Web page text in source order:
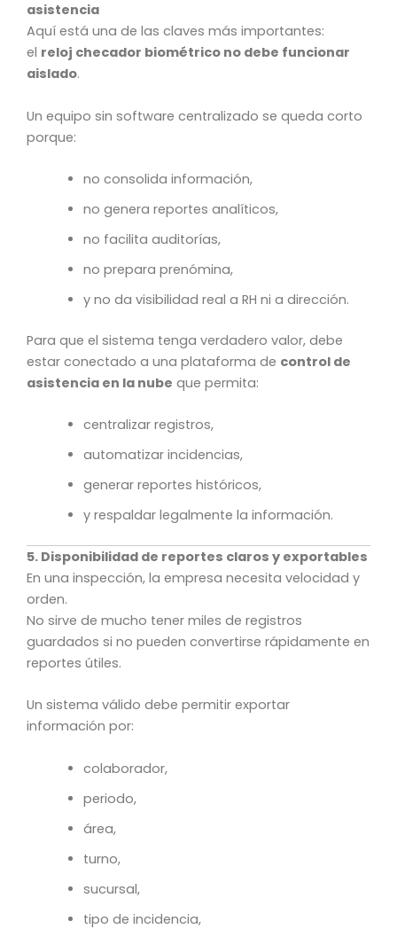
asistencia
Aquí está una de las claves más importantes:
el reloj checador biométrico no debe funcionar
aislado.
Un equipo sin software centralizado se queda corto
porque:
no consolida información,
no genera reportes analíticos,
no facilita auditorías,
no prepara prenómina,
y no da visibilidad real a RH ni a dirección.
Para que el sistema tenga verdadero valor, debe
estar conectado a una plataforma de control de
asistencia en la nube que permita:
centralizar registros,
automatizar incidencias,
generar reportes históricos,
y respaldar legalmente la información.
5. Disponibilidad de reportes claros y exportables
En una inspección, la empresa necesita velocidad y
orden.
No sirve de mucho tener miles de registros
guardados si no pueden convertirse rápidamente en
reportes útiles.
Un sistema válido debe permitir exportar
información por:
colaborador,
periodo,
área,
turno,
sucursal,
tipo de incidencia,